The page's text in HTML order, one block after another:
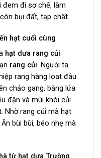
đem đi sơ chế, làm
bụi đất, tạp chất.
hạt cuối cùng
hạt dưa rang củi
rang củi. Người ta
rang hàng loạt đâu.
chảo gang, bằng lửa
đặn và mùi khói củi
Nhờ rang củi mà hạt
bùi bùi, béo nhẹ mà
từ hạt dưa Trường